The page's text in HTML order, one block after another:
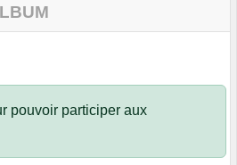
pouvoir participer aux